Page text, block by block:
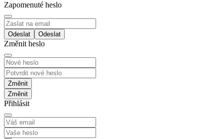
Zapomenuté heslo
Odeslat
Změnit heslo
Změnit
Přihlásit